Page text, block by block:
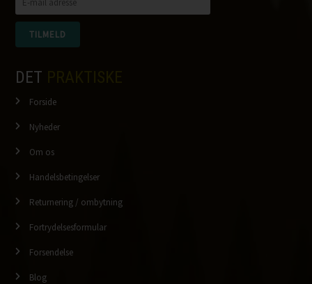
DET
Forside
Nyheder
Om os
Handelsbetingelser
Returnering / ombytning
Fortrydelsesformular
Forsendelse
Blog